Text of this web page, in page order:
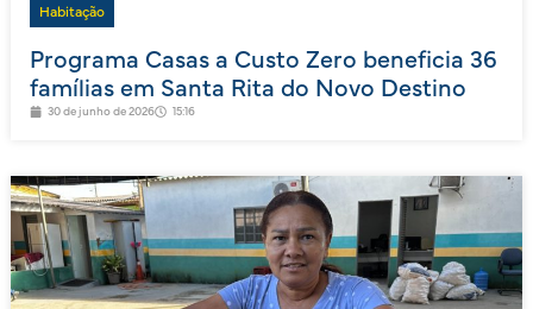
Habitação
Programa Casas a Custo Zero beneficia 36
famílias em Santa Rita do Novo Destino
30 de junho de 2026 15:16